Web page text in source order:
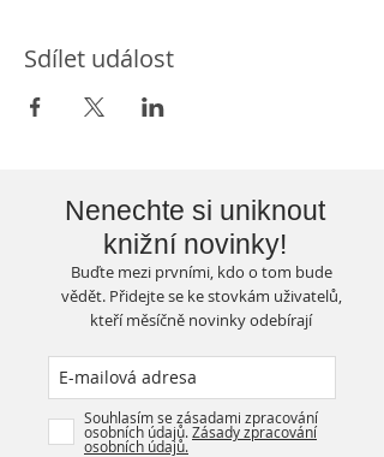
Sdílet událost
Nenechte si uniknout
knižní novinky!
Buďte mezi prvními, kdo o tom bude
vědět. Přidejte se ke stovkám uživatelů,
kteří měsíčně novinky odebírají
Souhlasím se zásadami zpracování
osobních údajů.Zásady zpracování
osobních údajů.